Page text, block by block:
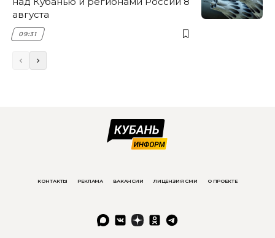
августа
09:31
КОНТАКТЫ РЕКЛАМА ВАКАНСИИ ЛИЦЕНЗИЯ СМИ О ПРОЕКТЕ